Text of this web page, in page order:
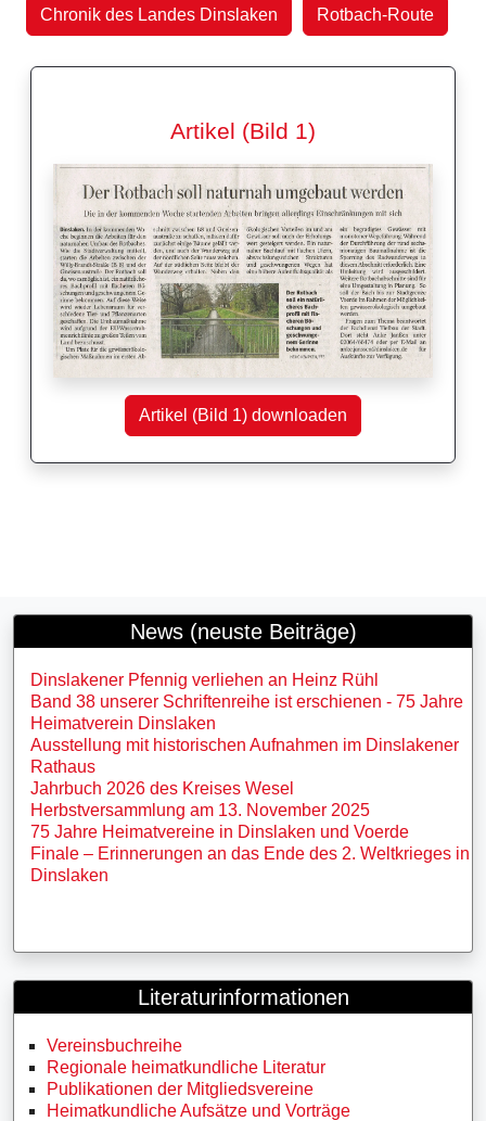
Chronik des Landes Dinslaken Rotbach-Route
Artikel (Bild 1)
Artikel (Bild 1) downloaden
News (neuste Beiträge)
Dinslakener Pfennig verliehen an Heinz Rühl
Band 38 unserer Schriftenreihe ist erschienen - 75 Jahre
Heimatverein Dinslaken
Ausstellung mit historischen Aufnahmen im Dinslakener
Rathaus
Jahrbuch 2026 des Kreises Wesel
Herbstversammlung am 13. November 2025
75 Jahre Heimatvereine in Dinslaken und Voerde
Finale – Erinnerungen an das Ende des 2. Weltkrieges in
Dinslaken
Literaturinformationen
Vereinsbuchreihe
Regionale heimatkundliche Literatur
Publikationen der Mitgliedsvereine
Heimatkundliche Aufsätze und Vorträge